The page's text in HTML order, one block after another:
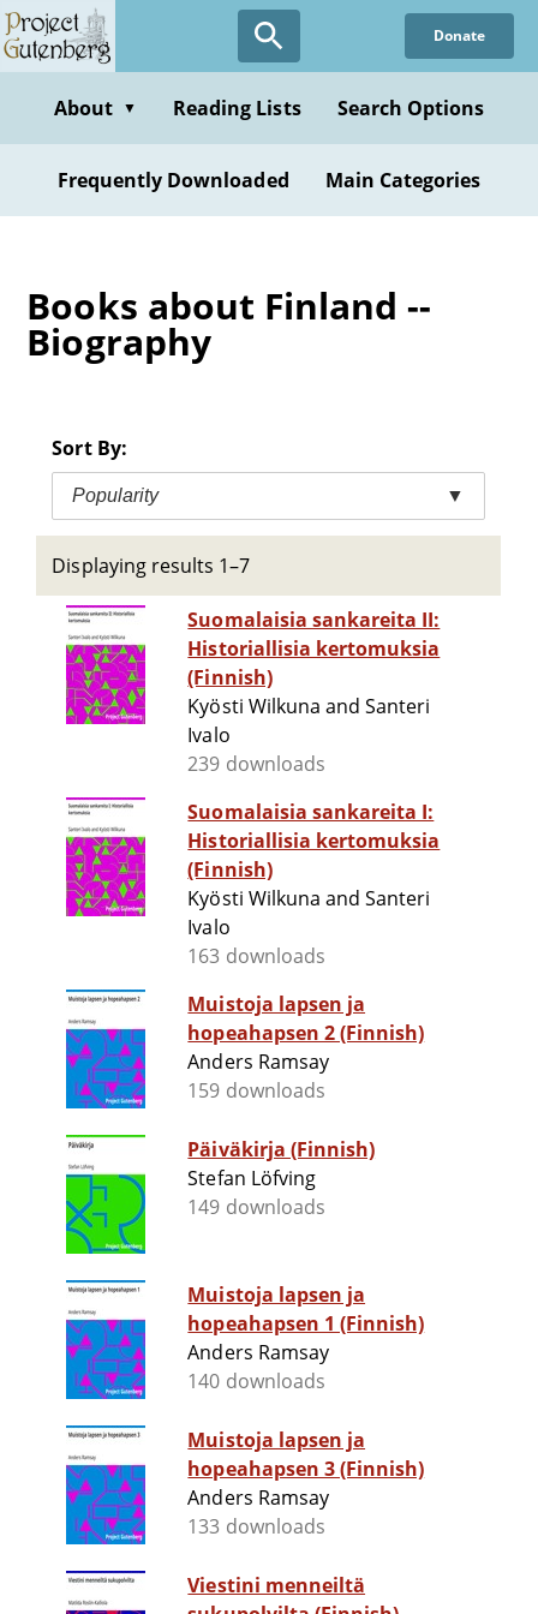
Skip
to
content
Donate
About ▼ Reading Lists Search Options
Frequently Downloaded Main Categories
Books about Finland --
Biography
Sort By:
Popularity ▼
Displaying results 1–7
Suomalaisia sankareita II:
Historiallisia kertomuksia
(Finnish)
Kyösti Wilkuna and Santeri
Ivalo
239 downloads
Suomalaisia sankareita I:
Historiallisia kertomuksia
(Finnish)
Kyösti Wilkuna and Santeri
Ivalo
163 downloads
Muistoja lapsen ja
hopeahapsen 2 (Finnish)
Anders Ramsay
159 downloads
Päiväkirja (Finnish)
Stefan Löfving
149 downloads
Muistoja lapsen ja
hopeahapsen 1 (Finnish)
Anders Ramsay
140 downloads
Muistoja lapsen ja
hopeahapsen 3 (Finnish)
Anders Ramsay
133 downloads
Viestini menneiltä